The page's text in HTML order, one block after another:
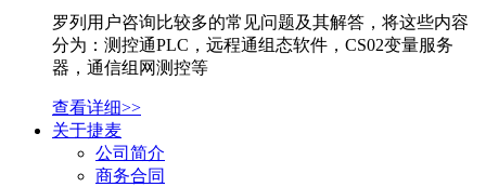
罗列用户咨询比较多的常见问题及其解答，将这些内容
分为：测控通PLC，远程通组态软件，CS02变量服务
器，通信组网测控等
查看详细>>
关于捷麦
公司简介
商务合同